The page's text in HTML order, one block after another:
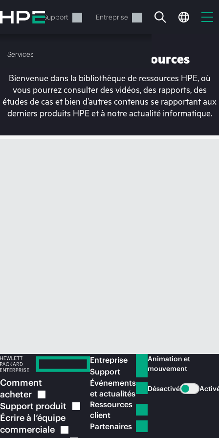
au
contenu
Services Support Entreprise
Services
Votre panier est
Bibliothèque de ressources
Bienvenue dans la bibliothèque de ressources HPE, où
vous pourrez consulter des vidéos, des rapports, des
études de cas et bien d’autres contenus se rapportant aux
derniers produits HPE et à notre actualité informatique.
Comment
acheter
Support produit
Écrire à l’équipe
commerciale
Entreprise
Support
Événements
et actualités
Ressources
client
Partenaires
Animation et
mouvement
Désactivé